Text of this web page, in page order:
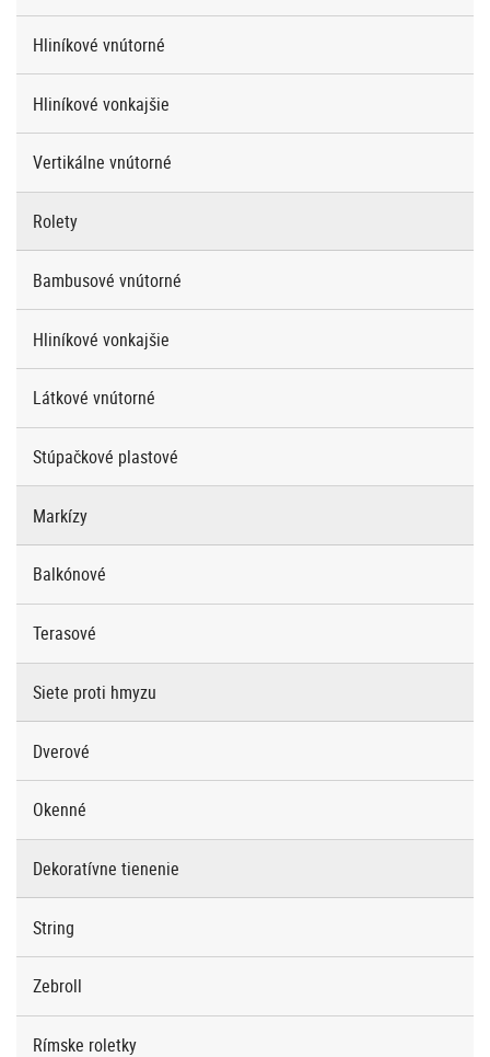
Hliníkové vnútorné
Hliníkové vonkajšie
Vertikálne vnútorné
Rolety
Bambusové vnútorné
Hliníkové vonkajšie
Látkové vnútorné
Stúpačkové plastové
Markízy
Balkónové
Terasové
Siete proti hmyzu
Dverové
Okenné
Dekoratívne tienenie
String
Zebroll
Rímske roletky